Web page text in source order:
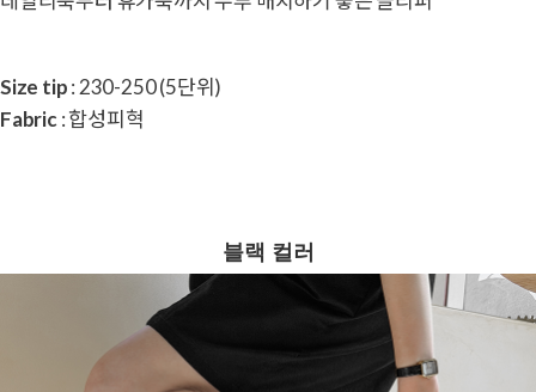
Size tip: 230-250 (5단위)
Fabric: 합성피혁
블랙 컬러